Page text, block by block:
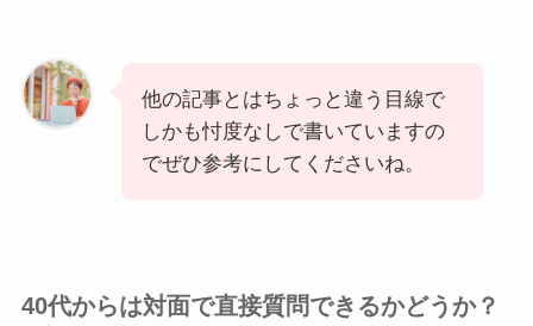
他の記事とはちょっと違う目線で
しかも忖度なしで書いていますの
でぜひ参考にしてくださいね。
40代からは対面で直接質問できるかどうか？